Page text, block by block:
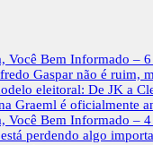
Você Bem Informado – 6
Gaspar não é ruim,
eleitoral: De JK a
Graeml é oficialmente
Você Bem Informado – 4
perdendo algo